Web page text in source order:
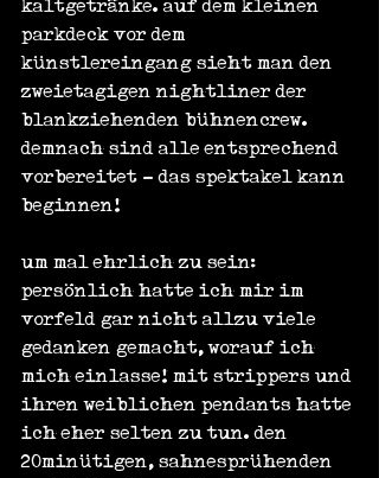
kaltgetränke. auf dem kleinen
parkdeck vor dem
künstlereingang sieht man den
zweietagigen nightliner der
blankziehenden bühnencrew.
demnach sind alle entsprechend
vorbereitet - das spektakel kann
beginnen!
um mal ehrlich zu sein:
persönlich hatte ich mir im
vorfeld gar nicht allzu viele
gedanken gemacht, worauf ich
mich einlasse! mit strippers und
ihren weiblichen pendants hatte
ich eher selten zu tun. den
20minütigen, sahnesprühenden